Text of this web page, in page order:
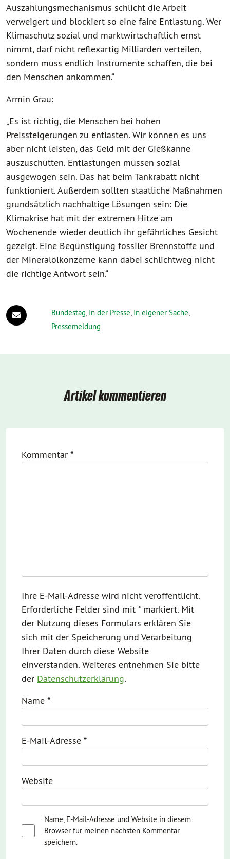
Auszahlungsmechanismus schlicht die Arbeit
verweigert und blockiert so eine faire Entlastung. Wer
Klimaschutz sozial und marktwirtschaftlich ernst
nimmt, darf nicht reflexartig Milliarden verteilen,
sondern muss endlich Instrumente schaffen, die bei
den Menschen ankommen.“
Armin Grau:
„Es ist richtig, die Menschen bei hohen
Preissteigerungen zu entlasten. Wir können es uns
aber nicht leisten, das Geld mit der Gießkanne
auszuschütten. Entlastungen müssen sozial
ausgewogen sein. Das hat beim Tankrabatt nicht
funktioniert. Außerdem sollten staatliche Maßnahmen
grundsätzlich nachhaltige Lösungen sein: Die
Klimakrise hat mit der extremen Hitze am
Wochenende wieder deutlich ihr gefährliches Gesicht
gezeigt. Eine Begünstigung fossiler Brennstoffe und
der Mineralölkonzerne kann dabei schlichtweg nicht
die richtige Antwort sein.“
Bundestag, In der Presse, In eigener Sache,
Pressemeldung
Artikel kommentieren
Kommentar *
Ihre E-Mail-Adresse wird nicht veröffentlicht.
Erforderliche Felder sind mit * markiert. Mit
der Nutzung dieses Formulars erklären Sie
sich mit der Speicherung und Verarbeitung
Ihrer Daten durch diese Website
einverstanden. Weiteres entnehmen Sie bitte
der Datenschutzerklärung.
Name *
E-Mail-Adresse *
Website
Name, E-Mail-Adresse und Website in diesem
Browser für meinen nächsten Kommentar
speichern.